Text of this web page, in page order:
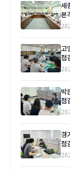
세
본
고
점
박
점
경
점